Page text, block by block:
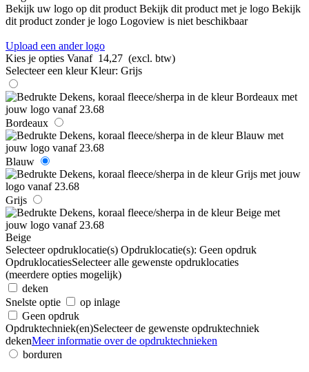
Bekijk uw logo op dit product Bekijk dit product met je logo Bekijk
dit product zonder je logo Logoview is niet beschikbaar
Upload een ander logo
Kies je opties Vanaf 14,27 (excl. btw)
Selecteer een kleur Kleur: Grijs
Bordeaux
Blauw
Grijs
Beige
Selecteer opdruklocatie(s) Opdruklocatie(s): Geen opdruk
OpdruklocatiesSelecteer alle gewenste opdruklocaties
(meerdere opties mogelijk)
deken
Snelste optie
op inlage
Geen opdruk
Opdruktechniek(en)Selecteer de gewenste opdruktechniek
dekenMeer informatie over de opdruktechnieken
borduren